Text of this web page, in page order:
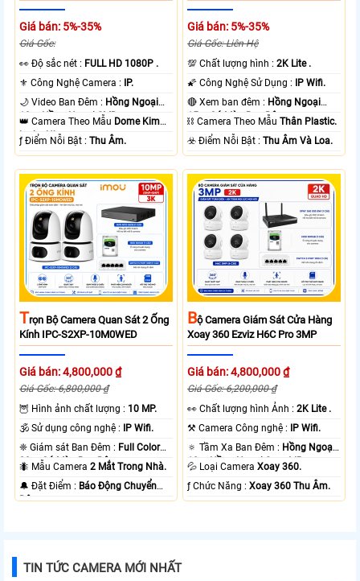
Giá bán: 5%-35%
Giá Gốc:
️👀 Độ sắc nét : FULL HD 1080P .
⚜️ Công Nghệ Camera : IP.
🌙 Video Ban Đêm : Hồng Ngoại
10m Hồng Ngoại SMD.
👑 Camera Theo Mẫu Dome Kim
loại + Nhựa.
️ƒ Điểm Nỗi Bật :Thu Âm.
Giá bán: 5%-35%
Giá Gốc: Liên Hệ
💯 Chất lượng hình :2K Lite .
🌠 Công Nghệ Sử Dụng : IP Wifi.
🔴 Xem ban đêm : Hồng Ngoại
15m Có Màu Ban Ðêm.
⛓ Camera Theo MẫuThân Plastic.
️☣️ Điểm Nỗi Bật :Thu Âm Và Loa.
TRọn Bộ Camera Quan Sát 2 Ống
Kính IPC-S2XP-10M0WED
Giá bán: 4,800,000 ₫
Giá Gốc: 6,800,000 ₫
🦉 Hình ảnh chất lượng : 10 MP.
🕉️ Sử dụng công nghệ : IP Wifi.
❈ Giám sát Ban Đêm : Full Color
20m Có Màu Ban Ðêm.
🐜 Mẫu Camera2 Mắt Trong Nhà.
️🔔 Đặt Điểm : Báo Động Chuyển
Động.
BỘ Camera Giám Sát Cửa Hàng
Xoay 360 Ezviz H6C Pro 3MP
Giá bán: 4,800,000 ₫
Giá Gốc: 6,200,000 ₫
️👀 Chất lượng hình Ảnh :2K Lite .
⚒ Camera Công nghệ : IP Wifi.
🔅 Tầm Xa Ban Đêm : Hồng Ngoại
10m Hồng Ngoại Smart IR.
💦 Loại CameraXoay 360.
️ƒ Chức Năng :Xoay 360 Thu Âm.
TIN TỨC CAMERA MỚI NHẤT